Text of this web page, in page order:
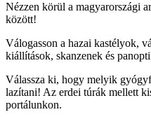
Nézzen körül a magyarországi
között!
Válogasson a hazai kastélyok,
kiállítások, skanzenek és
Válassza ki, hogy melyik
lazítani! Az erdei túrák mellett
portálunkon.